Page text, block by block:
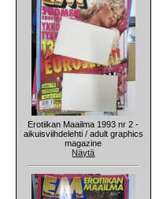
Erotiikan Maailma 1993 nr 2 -
aikuisviihdelehti / adult graphics
magazine
Näytä